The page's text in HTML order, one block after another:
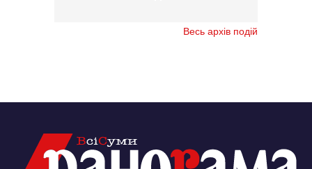
Весь архів подій